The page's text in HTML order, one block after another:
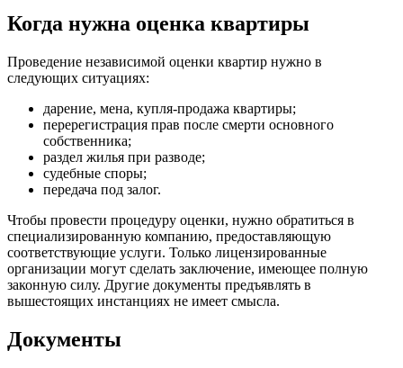
Когда нужна оценка квартиры
Проведение независимой оценки квартир нужно в
следующих ситуациях:
дарение, мена, купля-продажа квартиры;
перерегистрация прав после смерти основного
собственника;
раздел жилья при разводе;
судебные споры;
передача под залог.
Чтобы провести процедуру оценки, нужно обратиться в
специализированную компанию, предоставляющую
соответствующие услуги. Только лицензированные
организации могут сделать заключение, имеющее полную
законную силу. Другие документы предъявлять в
вышестоящих инстанциях не имеет смысла.
Документы